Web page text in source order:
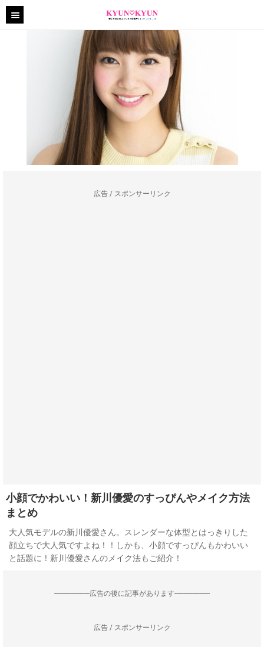
広告 / スポンサーリンク
小顔でかわいい！新川優愛のすっぴんやメイク方法
まとめ
大人気モデルの新川優愛さん。スレンダーな体型とはっきりした
顔立ちで大人気ですよね！！しかも、小顔ですっぴんもかわいい
と話題に！新川優愛さんのメイク法もご紹介！
--------------------広告の後に記事があります--------------------
広告 / スポンサーリンク